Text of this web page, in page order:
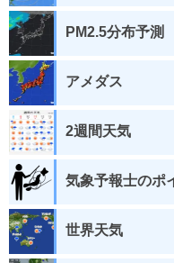
PM2.5分布予測
アメダス
2週間天気
気象予報士のポ
世界天気